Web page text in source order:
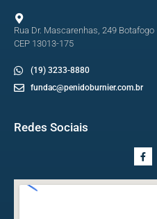
Rua Dr. Mascarenhas, 249
CEP 13013-175
(19) 3233-8880
fundac@penidoburnier.com.br
Redes Sociais